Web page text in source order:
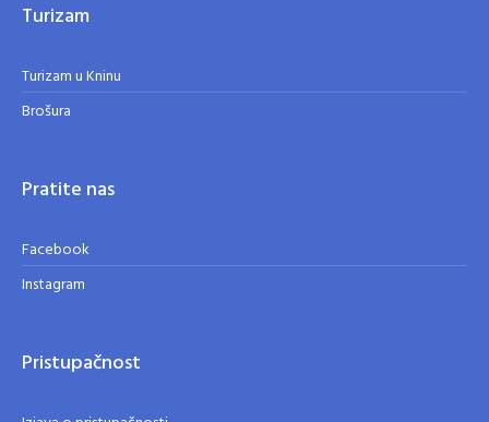
Turizam
Turizam u Kninu
Brošura
Pratite nas
Facebook
Instagram
Pristupačnost